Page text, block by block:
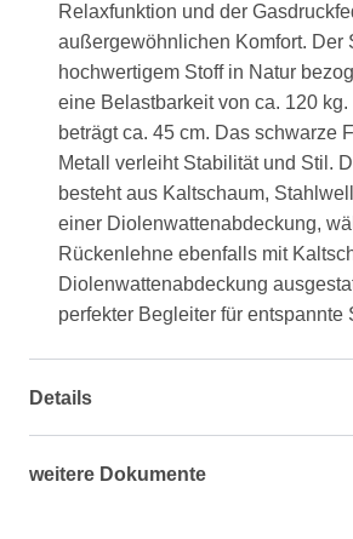
Relaxfunktion und der
außergewöhnlichen Komfort. Der
hochwertigem Stoff in Natur
eine Belastbarkeit von ca. 120
beträgt ca. 45 cm. Das schwarze
Metall verleiht Stabilität und Stil.
besteht aus Kaltschaum,
einer Diolenwattenabdeckung,
Rückenlehne ebenfalls mit
Diolenwattenabdeckung
perfekter Begleiter für entspannte
Details
weitere Dokumente